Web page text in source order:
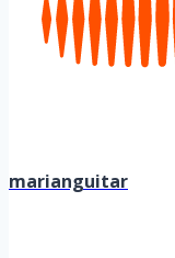
marianguitar